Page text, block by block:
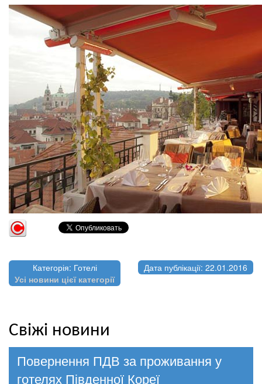
Категорія: Готелі
Усі новини цієї категорії
Дата публікації: 22.01.2016
Свіжі новини
Повернення ПДВ за проживання у
готелях Південної Кореї